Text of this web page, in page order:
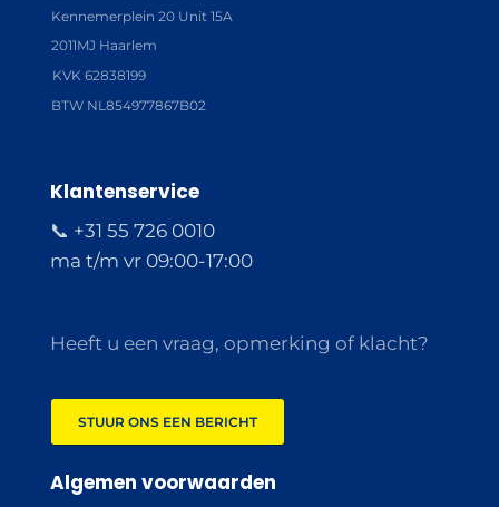
Kennemerplein 20 Unit 15A
2011MJ Haarlem
KVK 62838199
BTW NL854977867B02
Klantenservice
📞 +31 55 726 0010
ma t/m vr 09:00-17:00
Heeft u een vraag, opmerking of klacht?
STUUR ONS EEN BERICHT
Algemen voorwaarden